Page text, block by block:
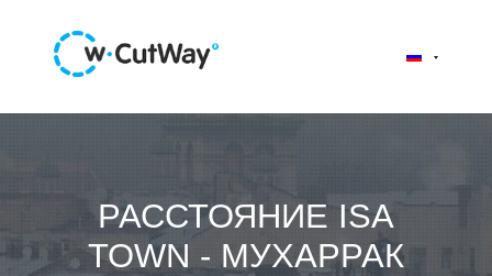
РАССТОЯНИЕ ISA
TOWN - МУХАРРАК